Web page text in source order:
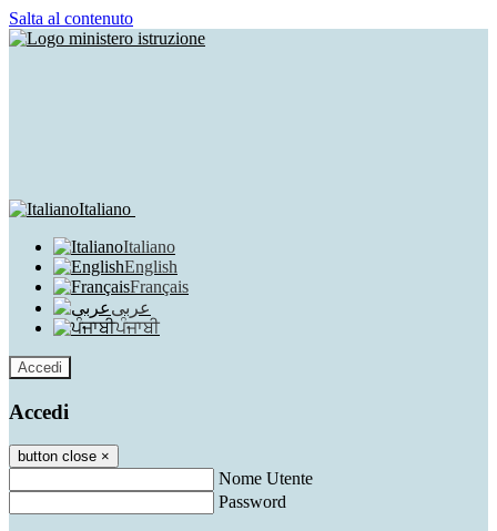
Salta al contenuto
Italiano
Italiano
English
Français
عربى
ਪੰਜਾਬੀ
Accedi
Accedi
button close ×
Nome Utente
Password